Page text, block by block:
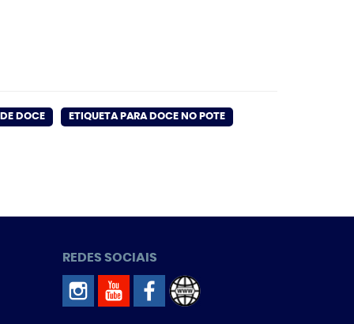
DOCE ETIQUETA PARA DOCE NO POTE
REDES SOCIAIS